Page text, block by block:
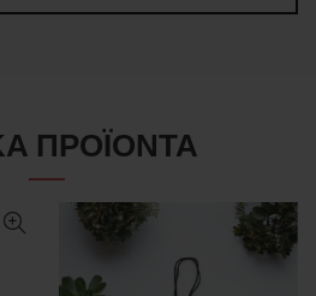
ΠΡΟΪΌΝΤΑ